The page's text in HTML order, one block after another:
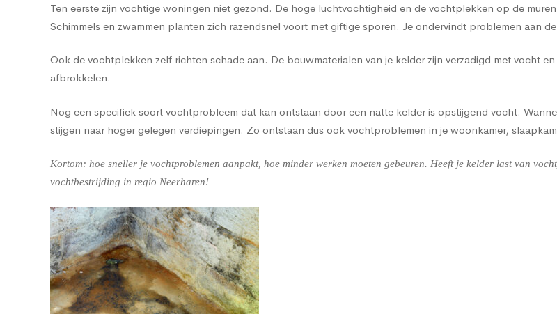
Ten eerste zijn vochtige woningen niet gezond. De hoge luchtvochtigheid en de vochtplekken op de
Schimmels en zwammen planten zich razendsnel voort met giftige sporen. Je ondervindt problemen aan
Ook de vochtplekken zelf richten schade aan. De bouwmaterialen van je kelder zijn verzadigd met vocht
afbrokkelen.
Nog een specifiek soort vochtprobleem dat kan ontstaan door een natte kelder is opstijgend vocht.
stijgen naar hoger gelegen verdiepingen. Zo ontstaan dus ook vochtproblemen in je woonkamer,
Kortom: hoe sneller je vochtproblemen aanpakt, hoe minder werken moeten gebeuren. Heeft je kelder last van
vochtbestrijding in regio Neerharen!